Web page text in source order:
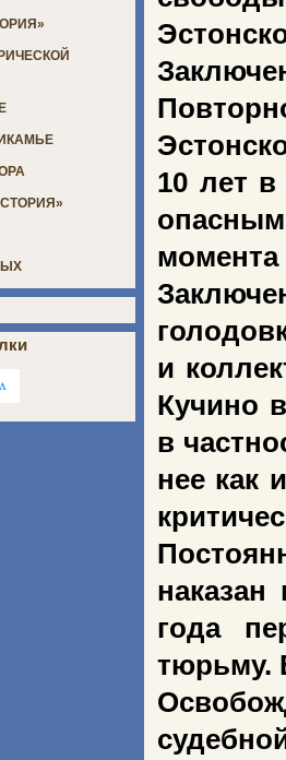
10 лет
момента
и
Кучино
в
нее как
года
тюрьму.